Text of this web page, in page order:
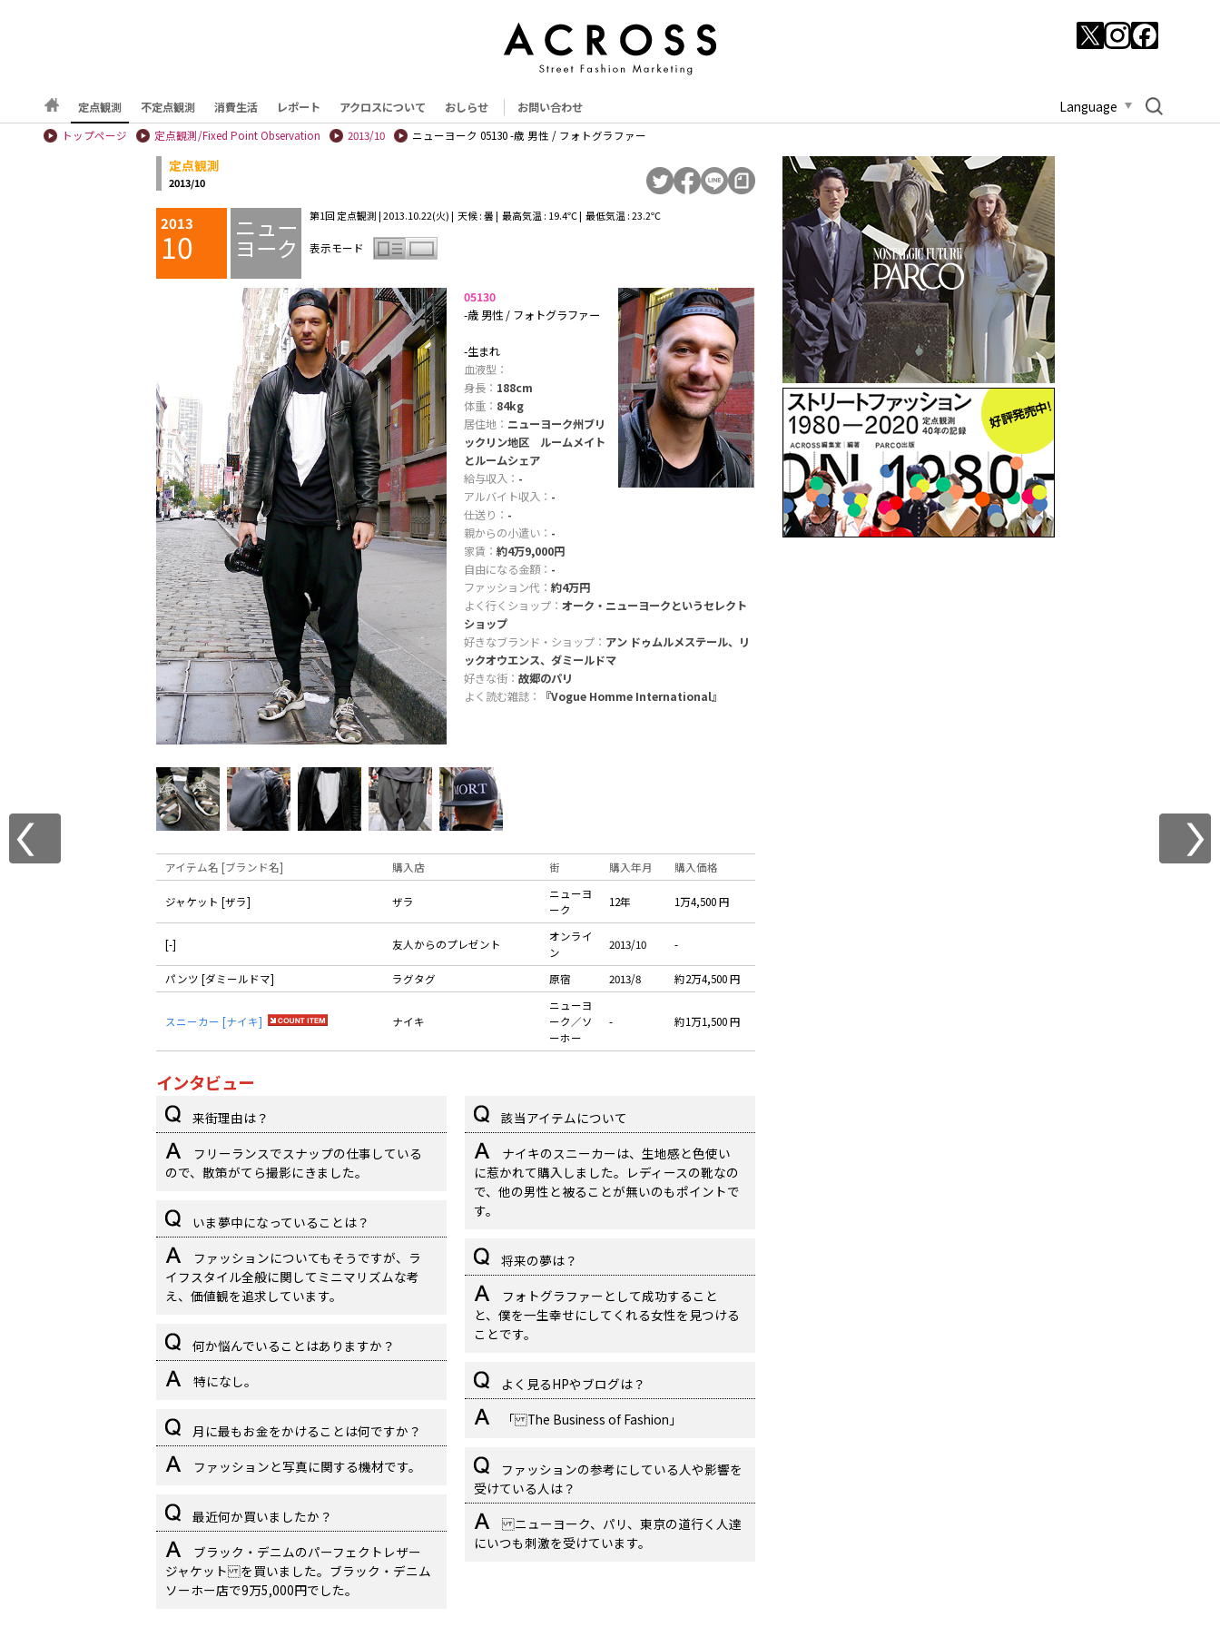
定点観測 不定点観測 消費生活 レポート アクロスについて おしらせ お問い合わせ Language
トップページ 定点観測/Fixed Point Observation 2013/10 ニューヨーク 05130 -歳 男性 / フォトグラファー
定点観測
2013/10
2013
10 ニュー
ヨーク
第1回 定点観測 | 2013.10.22(火) | 天候 : 曇 | 最高気温 : 19.4℃ | 最低気温 : 23.2℃
表示モード
05130
-歳 男性 / フォトグラファー
-生まれ
血液型：
身長： 188cm
体重： 84kg
居住地： ニューヨーク州ブリ
ックリン地区 ルームメイト
とルームシェア
給与収入： -
アルバイト収入： -
仕送り： -
親からの小遣い： -
家賃： 約4万9,000円
自由になる金額： -
ファッション代： 約4万円
よく行くショップ： オーク・ニューヨークというセレクト
ショップ
好きなブランド・ショップ： アン ドゥムルメステール、リ
ックオウエンス、ダミールドマ
好きな街： 故郷のパリ
よく読む雑誌：
『Vogue Homme International』
アイテム名 [ブランド名] 購入店 街 購入年月 購入価格
ジャケット [ザラ] ザラ
ニューヨ
ーク
12年 1万4,500 円
[-] 友人からのプレゼント
オンライ
ン
2013/10 -
パンツ [ダミールドマ] ラグタグ 原宿 2013/8 約2万4,500 円
スニーカー [ナイキ] ナイキ
ニューヨ
ーク／ソ
ーホー
- 約1万1,500 円
インタビュー
来街理由は？
フリーランスでスナップの仕事している
ので、散策がてら撮影にきました。
いま夢中になっていることは？
ファッションについてもそうですが、ラ
イフスタイル全般に関してミニマリズムな考
え、価値観を追求しています。
何か悩んでいることはありますか？
特になし。
月に最もお金をかけることは何ですか？
ファッションと写真に関する機材です。
最近何か買いましたか？
ブラック・デニムのパーフェクトレザー
ジャケット を買いました。ブラック・デニム
ソーホー店で9万5,000円でした。
該当アイテムについて
ナイキのスニーカーは、生地感と色使い
に惹かれて購入しました。レディースの靴なの
で、他の男性と被ることが無いのもポイントで
す。
将来の夢は？
フォトグラファーとして成功すること
と、僕を一生幸せにしてくれる女性を見つける
ことです。
よく見るHPやブログは？
「 The Business of Fashion」
ファッションの参考にしている人や影響を
受けている人は？
ニューヨーク、パリ、東京の道行く人達
にいつも刺激を受けています。